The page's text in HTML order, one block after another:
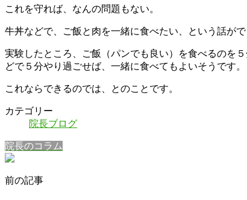
これを守れば、なんの問題もない。
牛丼などで、ご飯と肉を一緒に食べたい、という話がで
実験したところ、ご飯（パンでも良い）を食べるの
どで５分やり過ごせば、一緒に食べてもよいそうです。
これならできるのでは、とのことです。
カテゴリー
院長ブログ
院長のコラム
前の記事